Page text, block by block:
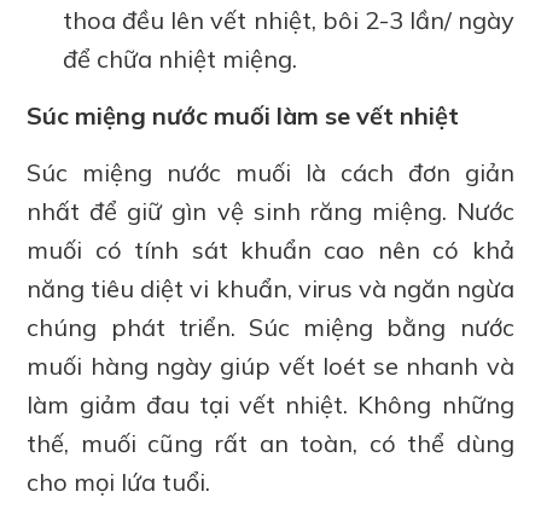
thoa đều lên vết nhiệt, bôi 2-3 lần/ ngày
để chữa nhiệt miệng.
Súc miệng nước muối làm se vết nhiệt
Súc miệng nước muối là cách đơn giản
nhất để giữ gìn vệ sinh răng miệng. Nước
muối có tính sát khuẩn cao nên có khả
năng tiêu diệt vi khuẩn, virus và ngăn ngừa
chúng phát triển. Súc miệng bằng nước
muối hàng ngày giúp vết loét se nhanh và
làm giảm đau tại vết nhiệt. Không những
thế, muối cũng rất an toàn, có thể dùng
cho mọi lứa tuổi.